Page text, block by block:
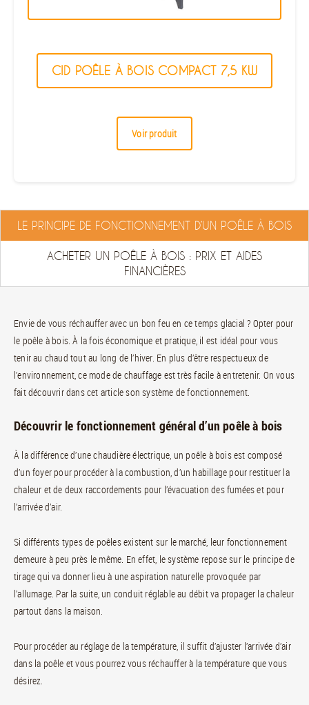
CID POÊLE À BOIS COMPACT 7,5 KW
Voir produit
LE PRINCIPE DE FONCTIONNEMENT D’UN POÊLE À BOIS
ACHETER UN POÊLE À BOIS : PRIX ET AIDES
FINANCIÈRES
Envie de vous réchauffer avec un bon feu en ce temps glacial ? Opter pour
le poêle à bois. À la fois économique et pratique, il est idéal pour vous
tenir au chaud tout au long de l’hiver. En plus d’être respectueux de
l’environnement, ce mode de chauffage est très facile à entretenir. On vous
fait découvrir dans cet article son système de fonctionnement.
Découvrir le fonctionnement général d’un poêle à bois
À la différence d’une chaudière électrique, un poêle à bois est composé
d’un foyer pour procéder à la combustion, d’un habillage pour restituer la
chaleur et de deux raccordements pour l’évacuation des fumées et pour
l’arrivée d’air.
Si différents types de poêles existent sur le marché, leur fonctionnement
demeure à peu près le même. En effet, le système repose sur le principe de
tirage qui va donner lieu à une aspiration naturelle provoquée par
l’allumage. Par la suite, un conduit réglable au débit va propager la chaleur
partout dans la maison.
Pour procéder au réglage de la température, il suffit d’ajuster l’arrivée d’air
dans la poêle et vous pourrez vous réchauffer à la température que vous
désirez.